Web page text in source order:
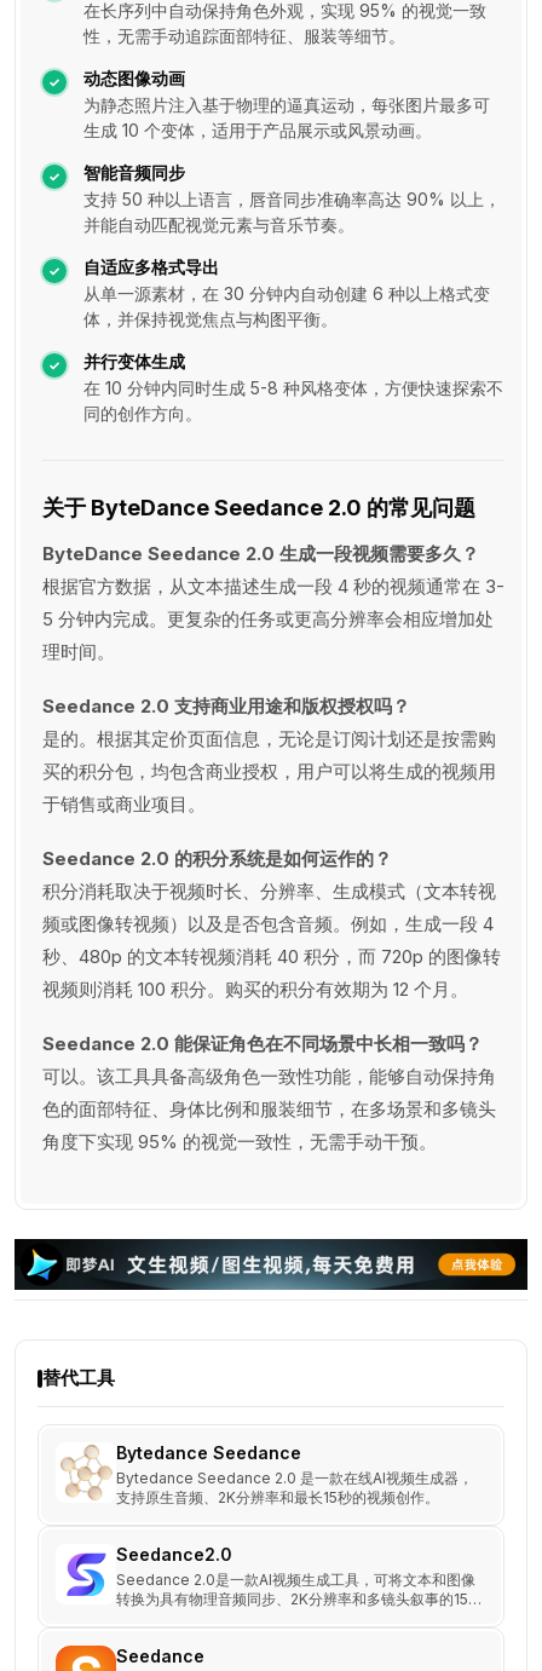
在长序列中自动保持角色外观，实现 95% 的视觉一致
性，无需手动追踪面部特征、服装等细节。
动态图像动画
为静态照片注入基于物理的逼真运动，每张图片最多可
生成 10 个变体，适用于产品展示或风景动画。
智能音频同步
支持 50 种以上语言，唇音同步准确率高达 90% 以上，
并能自动匹配视觉元素与音乐节奏。
自适应多格式导出
从单一源素材，在 30 分钟内自动创建 6 种以上格式变
体，并保持视觉焦点与构图平衡。
并行变体生成
在 10 分钟内同时生成 5-8 种风格变体，方便快速探索不
同的创作方向。
关于 ByteDance Seedance 2.0 的常见问题
ByteDance Seedance 2.0 生成一段视频需要多久？
根据官方数据，从文本描述生成一段 4 秒的视频通常在 3-
5 分钟内完成。更复杂的任务或更高分辨率会相应增加处
理时间。
Seedance 2.0 支持商业用途和版权授权吗？
是的。根据其定价页面信息，无论是订阅计划还是按需购
买的积分包，均包含商业授权，用户可以将生成的视频用
于销售或商业项目。
Seedance 2.0 的积分系统是如何运作的？
积分消耗取决于视频时长、分辨率、生成模式（文本转视
频或图像转视频）以及是否包含音频。例如，生成一段 4
秒、480p 的文本转视频消耗 40 积分，而 720p 的图像转
视频则消耗 100 积分。购买的积分有效期为 12 个月。
Seedance 2.0 能保证角色在不同场景中长相一致吗？
可以。该工具具备高级角色一致性功能，能够自动保持角
色的面部特征、身体比例和服装细节，在多场景和多镜头
角度下实现 95% 的视觉一致性，无需手动干预。
替代工具
Bytedance Seedance
Bytedance Seedance 2.0 是一款在线AI视频生成器，
支持原生音频、2K分辨率和最长15秒的视频创作。
Seedance2.0
Seedance 2.0是一款AI视频生成工具，可将文本和图像
转换为具有物理音频同步、2K分辨率和多镜头叙事的15
Seedance